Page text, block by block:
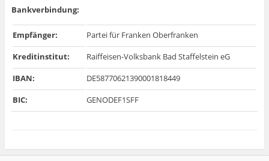
Bankverbindung:
Empfänger:
Partei für Franken Oberfranken
Kreditinstitut:
Raiffeisen-Volksbank Bad Staffelstein eG
IBAN:
DE58770621390001818449
BIC:
GENODEF1SFF